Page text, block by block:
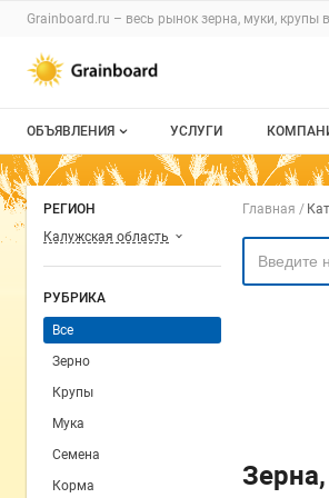
Раздел навигации по
Grainboard.ru – весь рынок зерна, муки, крупы
Авторизация и меню
Навигация по разделам сайта
ОБЪЯВЛЕНИЯ
Все объявления
Мои объявления
УСЛУГИ
О
Моя
РЕГИОН
Калужская область
РУБРИКА
Все
Зерно
Крупы
Мука
Семена
Корма
Главная